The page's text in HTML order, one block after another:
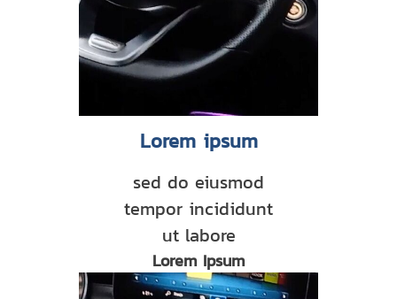
Lorem ipsum
sed do eiusmod
tempor incididunt
ut labore
Lorem Ipsum